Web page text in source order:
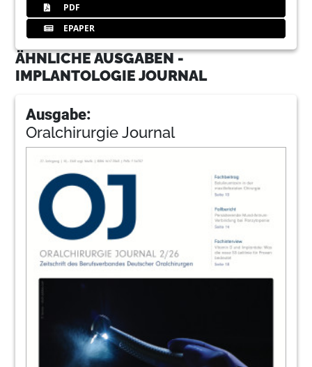
PDF
EPAPER
ÄHNLICHE AUSGABEN -
IMPLANTOLOGIE JOURNAL
Ausgabe:
Oralchirurgie Journal